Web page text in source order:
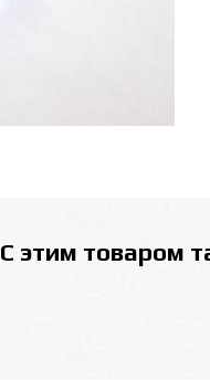
С этим товаром